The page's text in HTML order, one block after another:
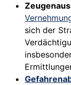
sich der